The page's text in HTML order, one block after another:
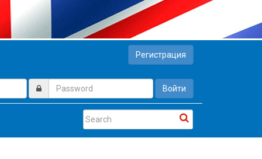
Регистрация
Войти